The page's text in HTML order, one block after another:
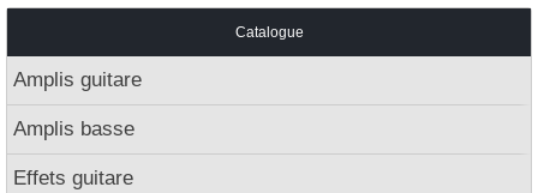
Catalogue
Amplis guitare
Amplis basse
Effets guitare